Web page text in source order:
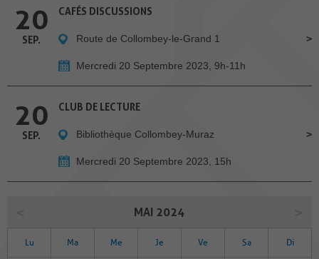
20
SEP.
CAFÉS DISCUSSIONS
Route de Collombey-le-Grand 1
Mercredi 20 Septembre 2023, 9h-11h
20
SEP.
CLUB DE LECTURE
Bibliothèque Collombey-Muraz
Mercredi 20 Septembre 2023, 15h
MAI 2024
Lu Ma Me Je Ve Sa Di